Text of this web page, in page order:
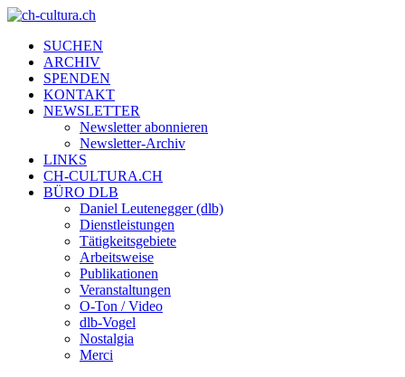
SUCHEN
ARCHIV
SPENDEN
KONTAKT
NEWSLETTER
Newsletter abonnieren
Newsletter-Archiv
LINKS
CH-CULTURA.CH
BÜRO DLB
Daniel Leutenegger (dlb)
Dienstleistungen
Tätigkeitsgebiete
Arbeitsweise
Publikationen
Veranstaltungen
O-Ton / Video
dlb-Vogel
Nostalgia
Merci